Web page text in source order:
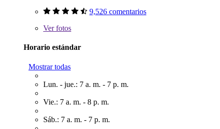
9,526 comentarios
Verfotos
Horario estándar
Mostrar todas
Lun. - jue.: 7 a. m. - 7 p. m.
Vie.: 7 a. m. - 8 p. m.
Sáb.: 7 a. m. - 7 p. m.